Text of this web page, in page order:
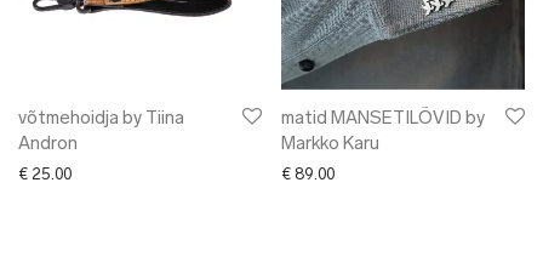
võtmehoidja by Tiina
Andron
€ 25.00
matid MANSETILÕVID by
Markko Karu
€ 89.00